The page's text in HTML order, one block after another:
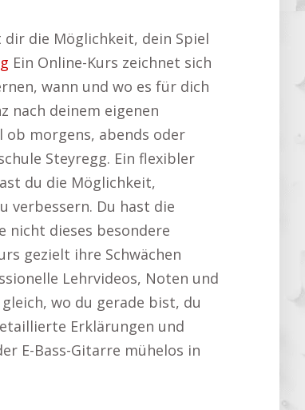
die Möglichkeit, dein Spiel
Ein Online-Kurs zeichnet sich
wann und wo es für dich
nach deinem eigenen
ob morgens, abends oder
Steyregg. Ein flexibler
du die Möglichkeit,
verbessern. Du hast die
nicht dieses besondere
gezielt ihre Schwächen
Lehrvideos, Noten und
wo du gerade bist, du
Erklärungen und
E-Bass-Gitarre mühelos in